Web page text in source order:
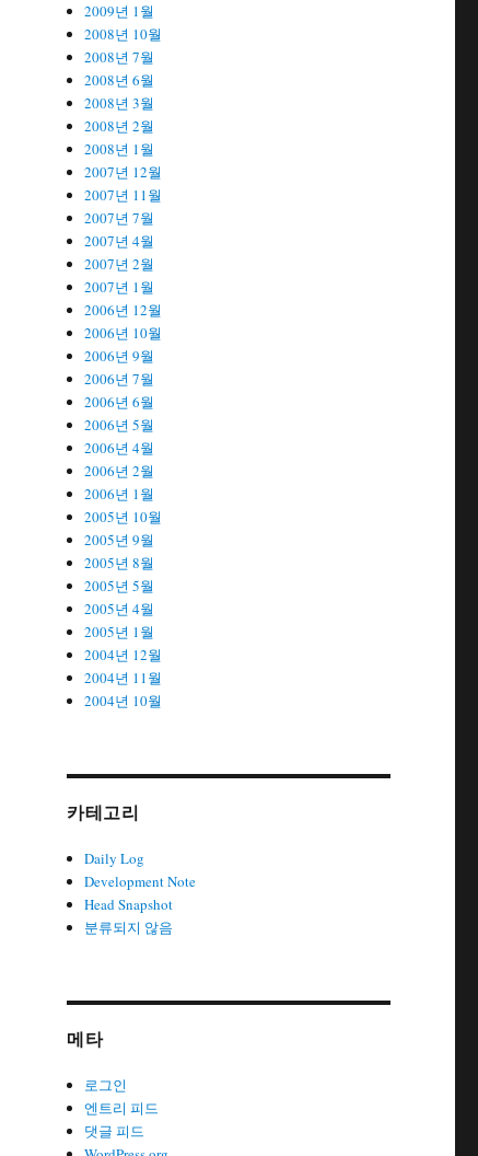
2009년 1월
2008년 10월
2008년 7월
2008년 6월
2008년 3월
2008년 2월
2008년 1월
2007년 12월
2007년 11월
2007년 7월
2007년 4월
2007년 2월
2007년 1월
2006년 12월
2006년 10월
2006년 9월
2006년 7월
2006년 6월
2006년 5월
2006년 4월
2006년 2월
2006년 1월
2005년 10월
2005년 9월
2005년 8월
2005년 5월
2005년 4월
2005년 1월
2004년 12월
2004년 11월
2004년 10월
카테고리
Daily Log
Development Note
Head Snapshot
분류되지 않음
메타
로그인
엔트리 피드
댓글 피드